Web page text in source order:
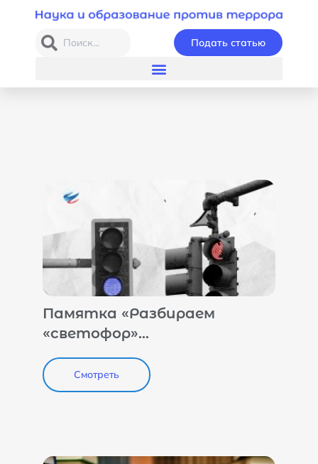
Подать статью
Памятка «Разбираем
«светофор»
террористической
опасности»
Смотреть